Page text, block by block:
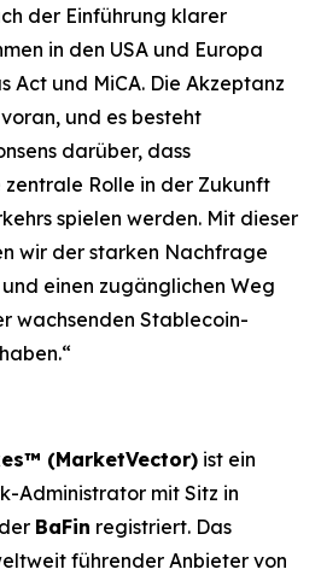
der Einführung klarer
in den USA und Europa
Act und MiCA. Die Akzeptanz
und es besteht
darüber, dass
zentrale Rolle in der Zukunft
spielen werden. Mit dieser
wir der starken Nachfrage
einen zugänglichen Weg
wachsenden Stablecoin-
(MarketVector) ist ein
Administrator mit Sitz in
BaFin registriert. Das
führender Anbieter von